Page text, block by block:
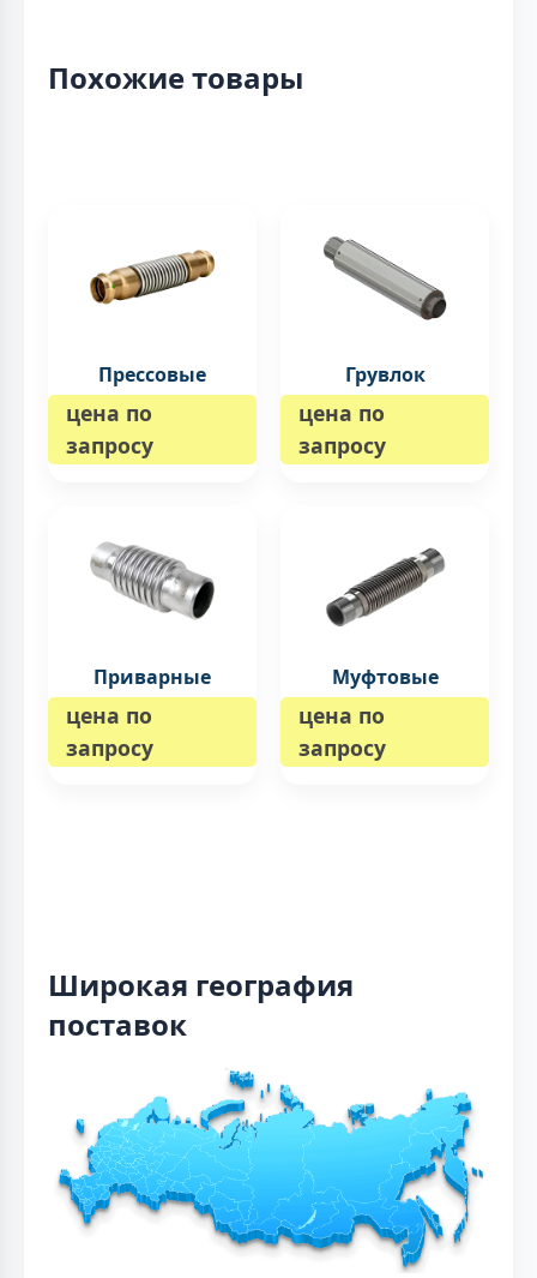
Похожие товары
Прессовые
цена по
запросу
Грувлок
цена по
запросу
Приварные
цена по
запросу
Муфтовые
цена по
запросу
Широкая география
поставок